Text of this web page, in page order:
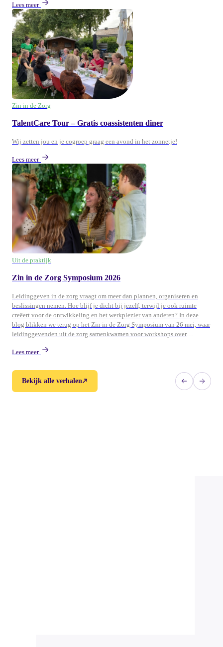
Lees meer
Zin in de Zorg
TalentCare Tour – Gratis coassistenten diner
Wij zetten jou en je cogroep graag een avond in het zonnetje!
Lees meer
Uit de praktijk
Zin in de Zorg Symposium 2026
Leidinggeven in de zorg vraagt om meer dan plannen, organiseren en
beslissingen nemen. Hoe blijf je dicht bij jezelf, terwijl je ook ruimte
creëert voor de ontwikkeling en het werkplezier van anderen? In deze
blog blikken we terug op het Zin in de Zorg Symposium van 26 mei, waar
leidinggevenden uit de zorg samenkwamen voor workshops over
Lees meer
Bekijk alle verhalen